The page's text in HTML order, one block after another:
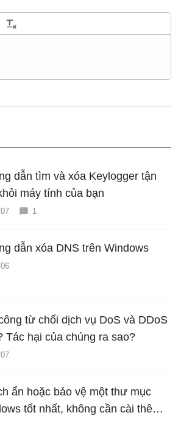
dẫn tìm và xóa Keylogger tận
máy tính của bạn
1
dẫn xóa DNS trên Windows
từ chối dịch vụ DoS và DDoS
Tác hại của chúng ra sao?
ẩn hoặc bảo vệ một thư mục
tốt nhất, không cần cài thêm